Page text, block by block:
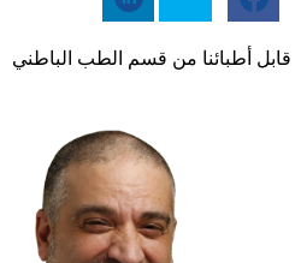
قابل أطبائنا من قسم الطب الباطني